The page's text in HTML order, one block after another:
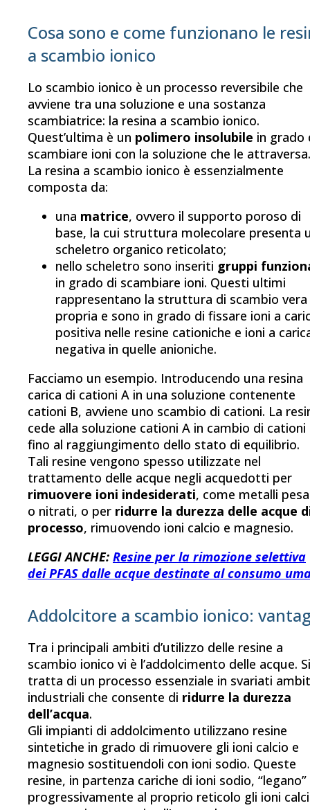
Cosa sono e come funzionano le
a scambio ionico
Lo scambio ionico è un processo reversibile che
avviene tra una soluzione e una sostanza
scambiatrice: la resina a scambio ionico.
Quest’ultima è un polimero insolubile in grado
scambiare ioni con la soluzione che le attraversa.
La resina a scambio ionico è essenzialmente
composta da:
una matrice, ovvero il supporto poroso di
base, la cui struttura molecolare presenta
scheletro organico reticolato;
nello scheletro sono inseriti gruppi
in grado di scambiare ioni. Questi ultimi
rappresentano la struttura di scambio vera
propria e sono in grado di fissare ioni a
positiva nelle resine cationiche e ioni a
negativa in quelle anioniche.
Facciamo un esempio. Introducendo una resina
carica di cationi A in una soluzione contenente
cationi B, avviene uno scambio di cationi. La
cede alla soluzione cationi A in cambio di cationi
fino al raggiungimento dello stato di equilibrio.
Tali resine vengono spesso utilizzate nel
trattamento delle acque negli acquedotti per
rimuovere ioni indesiderati, come metalli
o nitrati, o per ridurre la durezza delle acque
processo, rimuovendo ioni calcio e magnesio.
LEGGI ANCHE: Resine per la rimozione selettiva
dei PFAS dalle acque destinate al consumo
Addolcitore a scambio ionico:
Tra i principali ambiti d’utilizzo delle resine a
scambio ionico vi è l’addolcimento delle acque. Si
tratta di un processo essenziale in svariati
industriali che consente di ridurre la durezza
dell’acqua.
Gli impianti di addolcimento utilizzano resine
sintetiche in grado di rimuovere gli ioni calcio e
magnesio sostituendoli con ioni sodio. Queste
resine, in partenza cariche di ioni sodio, “legano”
progressivamente al proprio reticolo gli ioni